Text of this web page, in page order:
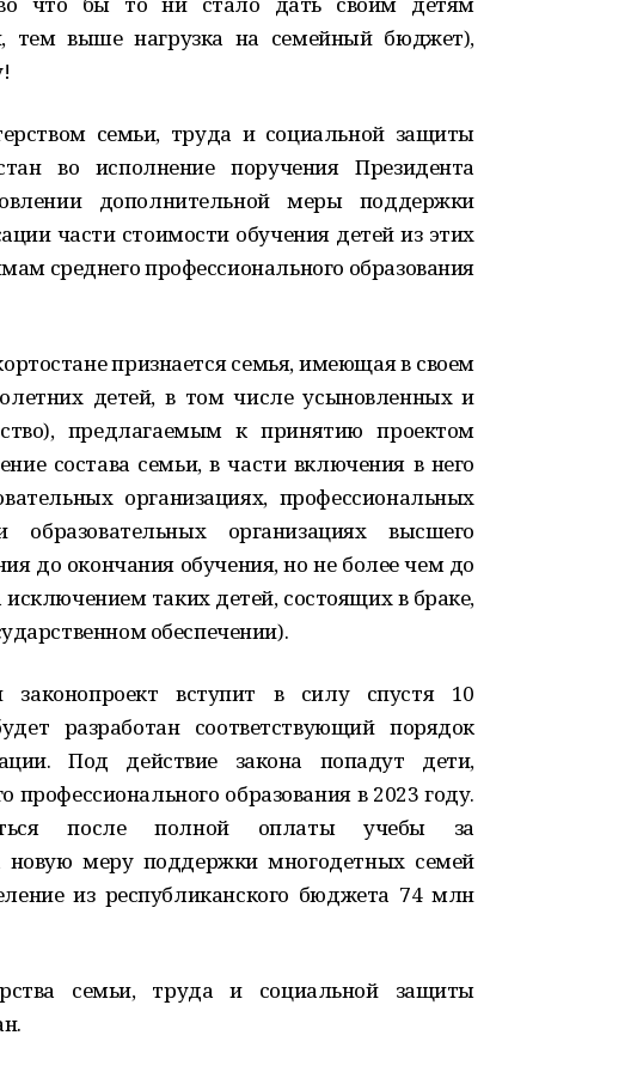
тем выше нагрузка на семейный бюджет),
семьи, труда и социальной защиты
во исполнение поручения Президента
дополнительной меры поддержки
части стоимости обучения детей из этих
среднего профессионального образования
признается семья, имеющая в своем
детей, в том числе усыновленных и
предлагаемым к принятию проектом
состава семьи, в части включения в него
организациях, профессиональных
образовательных организациях высшего
до окончания обучения, но не более чем до
таких детей, состоящих в браке,
обеспечении).
законопроект вступит в силу спустя 10
разработан соответствующий порядок
Под действие закона попадут дети,
образования в 2023 году.
после полной оплаты учебы за
новую меру поддержки многодетных семей
из республиканского бюджета 74 млн
семьи, труда и социальной защиты